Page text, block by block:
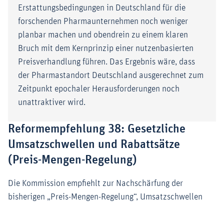
Erstattungsbedingungen in Deutschland für die
forschenden Pharmaunternehmen noch weniger
planbar machen und obendrein zu einem klaren
Bruch mit dem Kernprinzip einer nutzenbasierten
Preisverhandlung führen. Das Ergebnis wäre, dass
der Pharmastandort Deutschland ausgerechnet zum
Zeitpunkt epochaler Herausforderungen noch
unattraktiver wird.
Reformempfehlung 38: Gesetzliche
Umsatzschwellen und Rabattsätze
(Preis-Mengen-Regelung)
Die Kommission empfiehlt zur Nachschärfung der
bisherigen „Preis-Mengen-Regelung“, Umsatzschwellen